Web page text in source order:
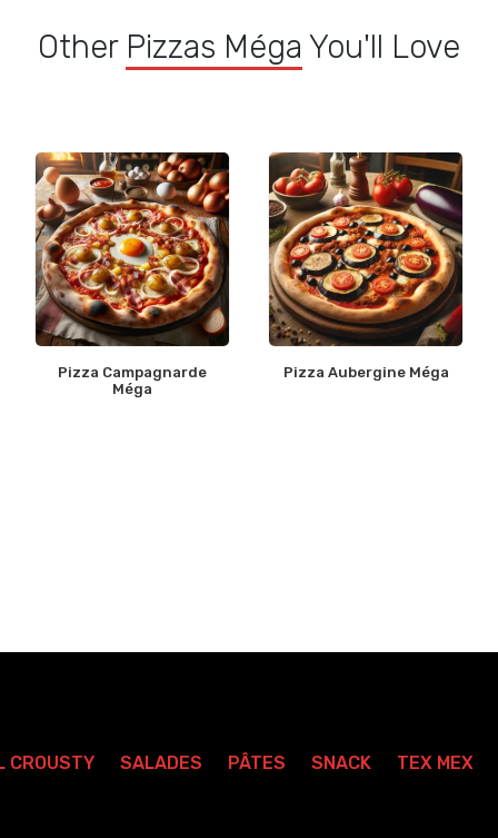
Other Pizzas Méga You'll Love
Pizza Campagnarde
Méga
Pizza Aubergine Méga
CROUSTY SALADES PÂTES SNACK TEX MEX